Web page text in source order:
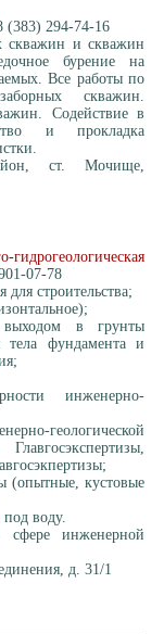
(383) 294-74-16
скважин и скважин
бурение на
Все работы по
скважин.
Содействие в
и прокладка
ст. Мочище,
07-78
строительства;
в грунты
тела фундамента и
инженерно-
геологической
(опытные, кустовые
воду.
сфере инженерной
д. 31/1